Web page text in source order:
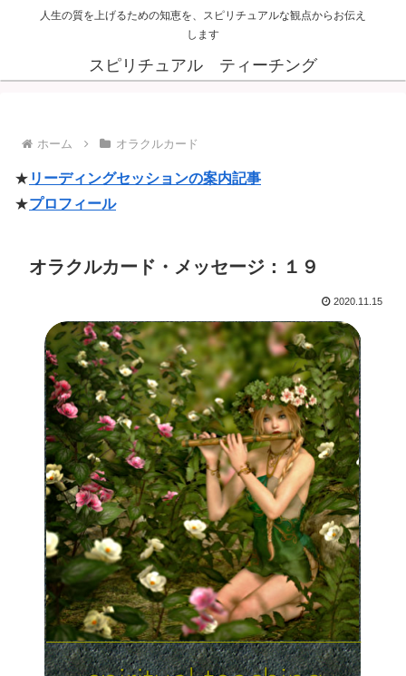
人生の質を上げるための知恵を、スピリチュアルな観点からお伝え
します
スピリチュアル ティーチング
ホーム オラクルカード
★ リーディングセッションの案内記事
★プロフィール
オラクルカード・メッセージ：１９
2020.11.15